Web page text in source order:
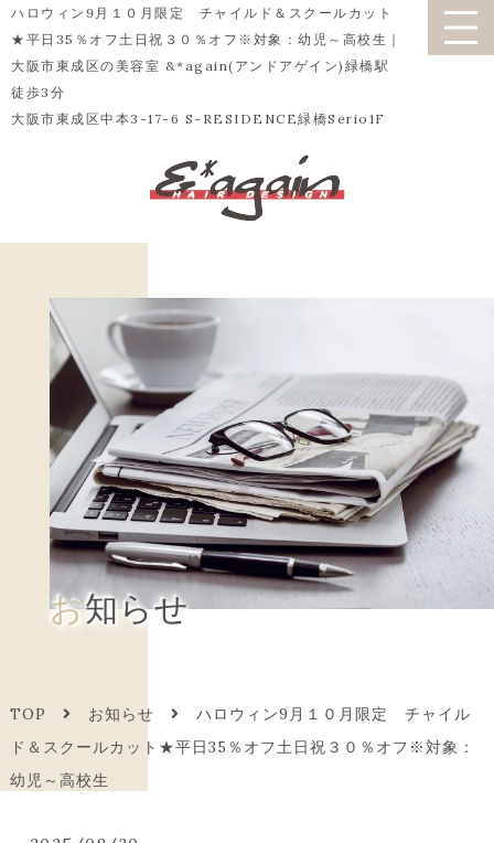
ハロウィン9月１０月限定 チャイルド＆スクールカット
★平日35％オフ土日祝３０％オフ※対象：幼児～高校生｜
大阪市東成区の美容室 &*again(アンドアゲイン)緑橋駅
徒歩3分
大阪市東成区中本3-17-6 S-RESIDENCE緑橋Serio1F
お知らせ
TOP お知らせ
ハロウィン9月１０月限定 チャイル
ド＆スクールカット★平日35％オフ土日祝３０％オフ※対象：
幼児～高校生